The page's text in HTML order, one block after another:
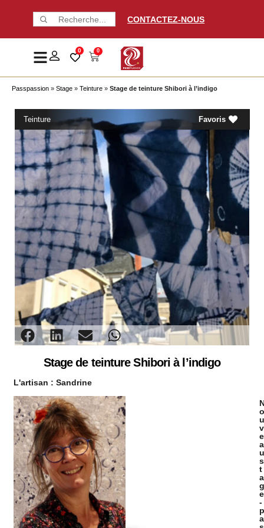
CONTACTEZ-NOUS
0 0
Passpassion » Stage » Teinture » Stage de teinture Shibori à l’indigo
Teinture Favoris
Stage de teinture Shibori à l’indigo
L'artisan : Sandrine
o
u
v
e
a
u
s
t
a
g
e
-
p
a